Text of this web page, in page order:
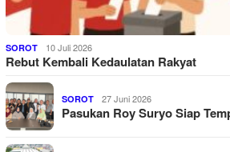
SOROT 10 Juli 2026
Rebut Kembali Kedaulatan Rakyat
SOROT 27 Juni 2026
Pasukan Roy Suryo Siap